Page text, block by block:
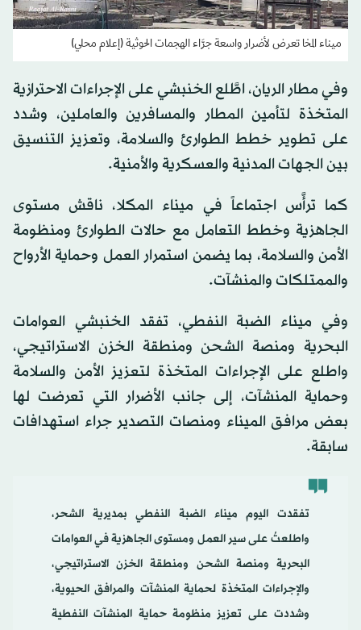
ميناء المخا تعرض لأضرار واسعة جرَّاء الهجمات الحوثية (إعلام محلي)
وفي مطار الريان، اطَّلع الخنبشي على الإجراءات الاحترازية
المتخذة لتأمين المطار والمسافرين والعاملين، وشدد
على تطوير خطط الطوارئ والسلامة، وتعزيز التنسيق
بين الجهات المدنية والعسكرية والأمنية.
كما ترأَّس اجتماعاً في ميناء المكلا، ناقش مستوى
الجاهزية وخطط التعامل مع حالات الطوارئ ومنظومة
الأمن والسلامة، بما يضمن استمرار العمل وحماية الأرواح
والممتلكات والمنشآت.
وفي ميناء الضبة النفطي، تفقد الخنبشي العوامات
البحرية ومنصة الشحن ومنطقة الخزن الاستراتيجي،
واطلع على الإجراءات المتخذة لتعزيز الأمن والسلامة
وحماية المنشآت، إلى جانب الأضرار التي تعرضت لها
بعض مرافق الميناء ومنصات التصدير جراء استهدافات
سابقة.
تفقدت اليوم ميناء الضبة النفطي بمديرية الشحر،
واطلعتُ على سير العمل ومستوى الجاهزية في العوامات
البحرية ومنصة الشحن ومنطقة الخزن الاستراتيجي،
والإجراءات المتخذة لحماية المنشآت والمرافق الحيوية،
وشددت على تعزيز منظومة حماية المنشآت النفطية